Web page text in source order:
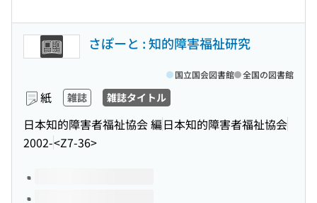
さぽーと : 知的障害福祉研究
紙 雑誌 雑誌タイトル
日本知的障害者福祉協会 編日本知的障害者福祉協会
2002-<Z7-36>
国立国会図書館 全国の図書館
このタイトルの巻号